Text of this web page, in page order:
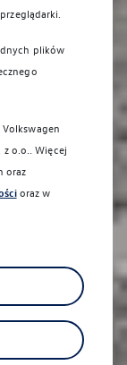
plików
o.o.
. Więcej
oraz
oraz w